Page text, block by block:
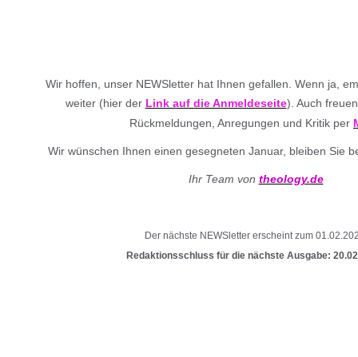
Wir hoffen, unser NEWSletter hat Ihnen gefallen. Wenn ja,
weiter (hier der Link auf die Anmeldeseite). Auch
Rückmeldungen, Anregungen und Kritik per
Wir wünschen Ihnen einen gesegneten Januar, bleiben Sie
Ihr Team von theology.de
Der nächste NEWSletter erscheint zum
Redaktionsschluss für die nächste Ausgabe: